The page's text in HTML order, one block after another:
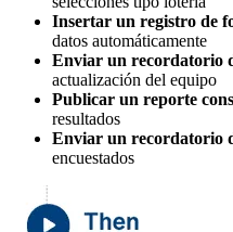
Insertar un registro de
datos automáticamente
Enviar un recordatorio
actualización del equipo
Publicar un reporte
resultados
Enviar un recordatorio
encuestados